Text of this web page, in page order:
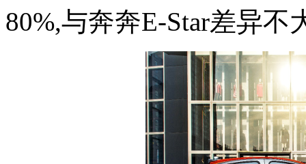
80%,与奔奔E-Star差异不